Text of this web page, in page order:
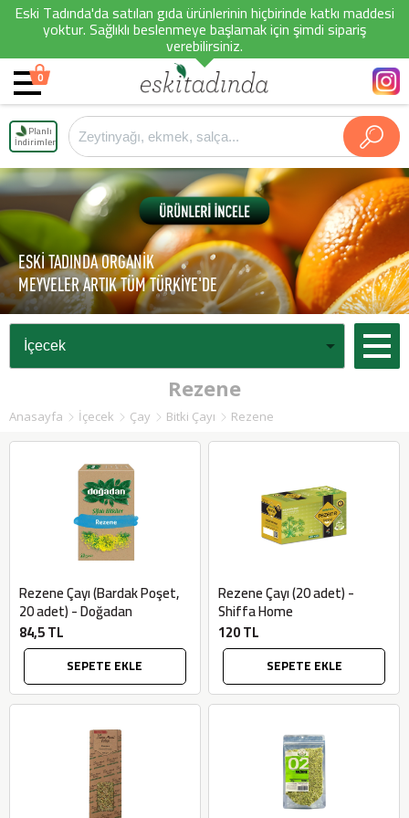
Eski Tadında'da satılan gıda ürünlerinin hiçbirinde katkı maddesi
yoktur. Sağlıklı beslenmeye başlamak için şimdi sipariş
verebilirsiniz.
0
Planlı
İndirimler
ESKİ TADINDA ORGANİK
MEYVELER ARTIK TÜM TÜRKİYE'DE
Rezene
Anasayfa İçecek Çay Bitki Çayı Rezene
Rezene Çayı (Bardak Poşet,
20 adet) - Doğadan
84,5 TL
SEPETE EKLE
Rezene Çayı (20 adet) -
Shiffa Home
120 TL
SEPETE EKLE